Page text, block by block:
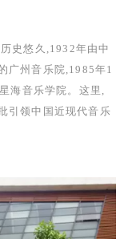
史悠久, 1932年由中
广州音乐院, 1985年1
海音乐学院。这里,
引领中国近现代音乐